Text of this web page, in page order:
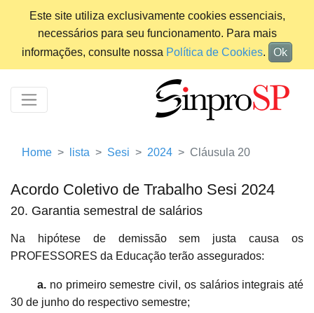
Este site utiliza exclusivamente cookies essenciais,
necessários para seu funcionamento. Para mais
informações, consulte nossa Política de Cookies. Ok
Home lista Sesi 2024 Cláusula 20
Acordo Coletivo de Trabalho Sesi 2024
20. Garantia semestral de salários
Na hipótese de demissão sem justa causa os
PROFESSORES da Educação terão assegurados:
a. no primeiro semestre civil, os salários integrais até
30 de junho do respectivo semestre;